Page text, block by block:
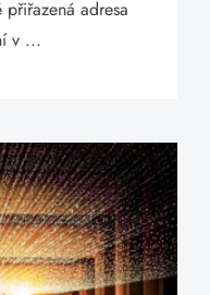
adresa
v ...